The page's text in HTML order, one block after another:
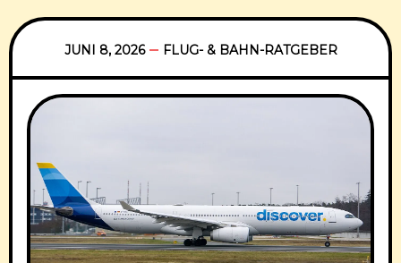
neuen Terminal. Ein Bauschild im Lounge-
Bereich bestätigt die Pläne der Airline und
JUNI 8, 2026 FLUG- & BAHN-RATGEBER